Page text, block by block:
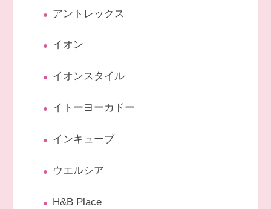
アントレックス
イオン
イオンスタイル
イトーヨーカドー
インキューブ
ウエルシア
H&B Place